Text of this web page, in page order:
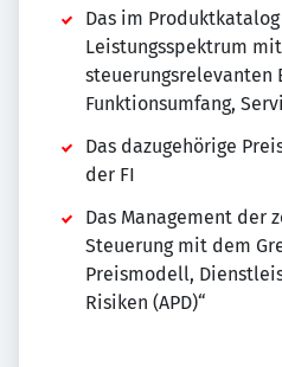
Das im
Leistungsspektrum
steuerungsrelevanten
Funktionsumfang,
Das dazugehörige
der FI
Das Management der
Steuerung mit dem
Preismodell,
Risiken (APD)“